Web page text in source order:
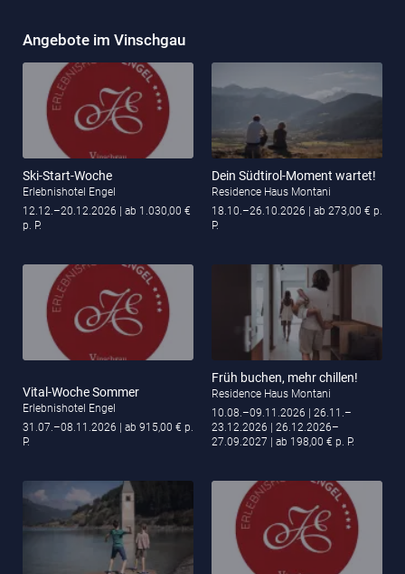
Angebote im Vinschgau
Ski-Start-Woche
Erlebnishotel Engel
12.12.–20.12.2026
| ab 1.030,00 €
p. P.
Dein Südtirol-Moment wartet!
Residence Haus Montani
18.10.–26.10.2026
| ab 273,00 € p.
P.
Vital-Woche Sommer
Erlebnishotel Engel
31.07.–08.11.2026
| ab 915,00 € p.
P.
Früh buchen, mehr chillen!
Residence Haus Montani
10.08.–09.11.2026
| 26.11.–
23.12.2026
| 26.12.2026–
27.09.2027
| ab 198,00 € p. P.